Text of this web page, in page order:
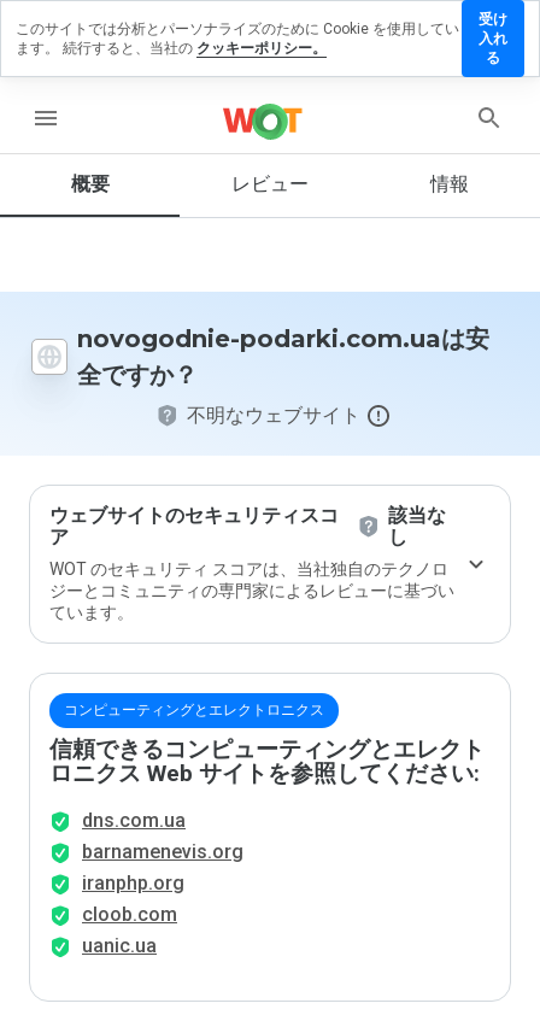
menu
概要 レビュー 情報
novogodnie-podarki.com.uaは安
全ですか？
不明なウェブサイト
ウェブサイトのセキュリティスコ
ア
該当な
し
WOT のセキュリティ スコアは、当社独自のテクノロ
ジーとコミュニティの専門家によるレビューに基づい
ています。
コンピューティングとエレクトロニクス
信頼できるコンピューティングとエレクト
ロニクス Web サイトを参照してください:
dns.com.ua
barnamenevis.org
iranphp.org
cloob.com
uanic.ua
ューを
ブサ
から
5の
に評
価し
ます
か？
このサイトでは分析とパーソナライズのために Cookie を使用してい
ます。 続行すると、当社の クッキーポリシー。
受け
入れ
る